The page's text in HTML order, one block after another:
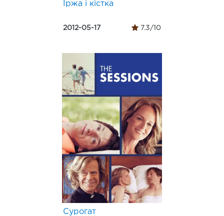
Іржа і кістка
2012-05-17 7.3/10
Сурогат